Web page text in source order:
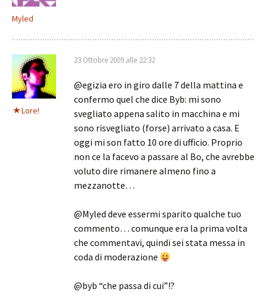
Myled
Lore!
23 Ottobre 2009 alle 22:32
@egizia ero in giro dalle 7 della mattina e
confermo quel che dice Byb: mi sono
svegliato appena salito in macchina e mi
sono risvegliato (forse) arrivato a casa. E
oggi mi son fatto 10 ore di ufficio. Proprio
non ce la facevo a passare al Bo, che avrebbe
voluto dire rimanere almeno fino a
mezzanotte…
@Myled deve essermi sparito qualche tuo
commento… comunque era la prima volta
che commentavi, quindi sei stata messa in
coda di moderazione
@byb “che passa di cui”!?